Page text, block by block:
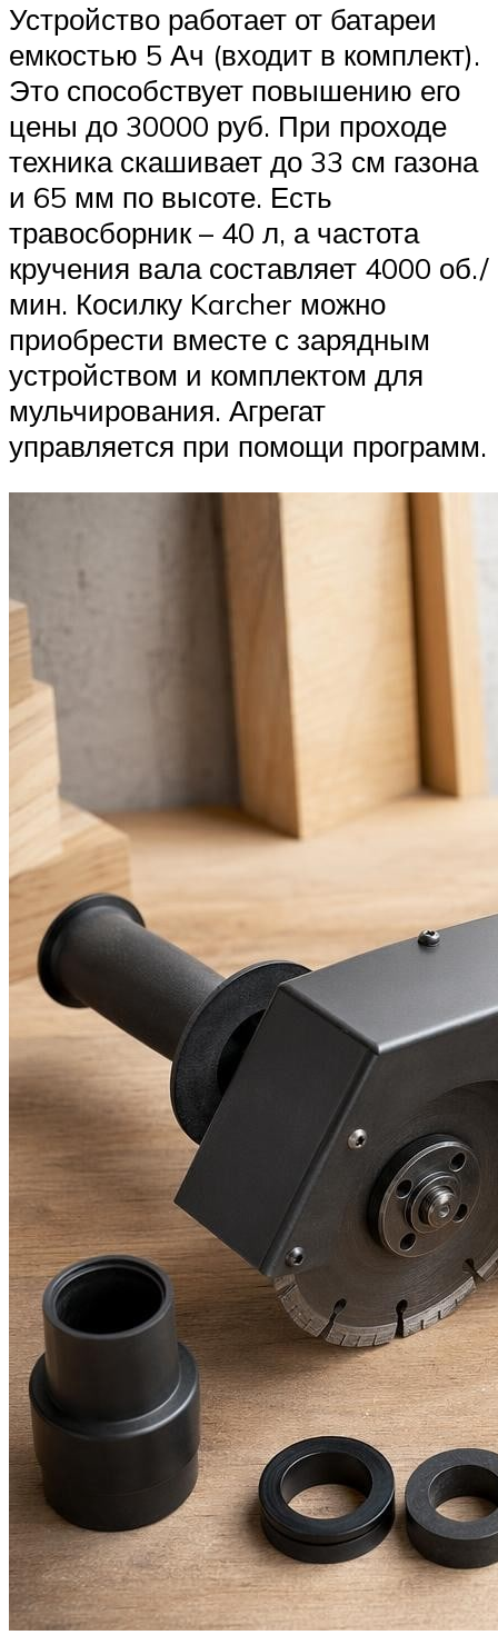
Устройство работает от батареи
емкостью 5 Ач (входит в комплект).
Это способствует повышению его
цены до 30000 руб. При проходе
техника скашивает до 33 см газона
и 65 мм по высоте. Есть
травосборник – 40 л, а частота
кручения вала составляет 4000 об./
мин. Косилку Karcher можно
приобрести вместе с зарядным
устройством и комплектом для
мульчирования. Агрегат
управляется при помощи программ.